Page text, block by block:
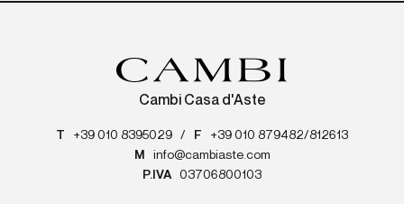
Cambi Casa d'Aste
T +39 010 8395029 / F
+39 010 879482/812613
M
info@cambiaste.com
P.IVA
03706800103